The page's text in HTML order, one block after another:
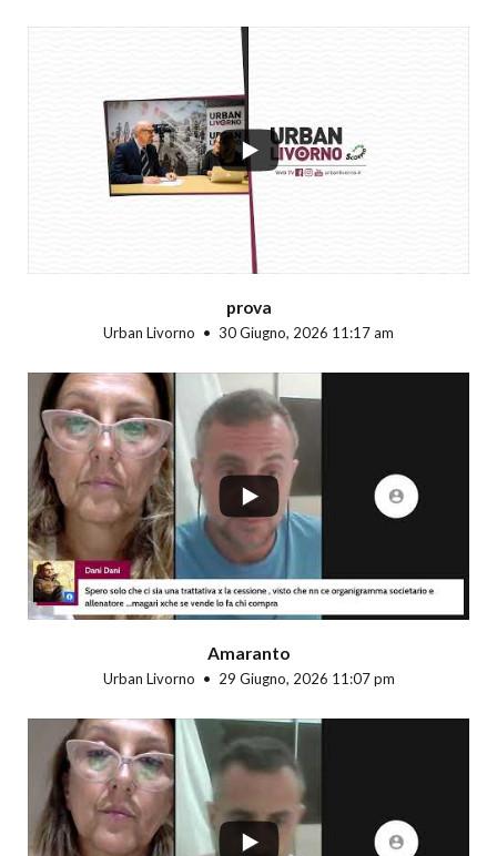
prova
Urban Livorno 30 Giugno, 2026 11:17 am
Amaranto
Urban Livorno 29 Giugno, 2026 11:07 pm